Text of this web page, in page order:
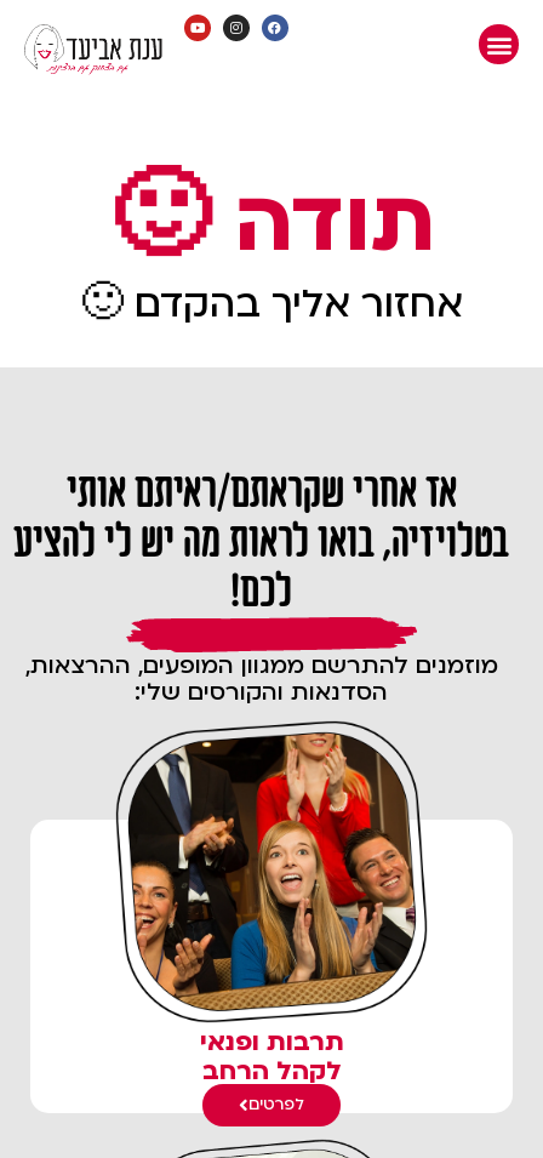
תודה 🙂
אחזור אליך בהקדם 🙂
אז אחרי שקראתם/ראיתם אותי
בטלויזיה, בואו לראות מה יש לי להציע
לכם!
מוזמנים להתרשם ממגוון המופעים, ההרצאות,
הסדנאות והקורסים שלי:
תרבות ופנאי
לקהל הרחב
לפרטים